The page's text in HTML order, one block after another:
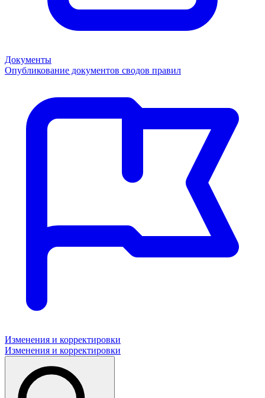
Документы
Опубликование документов сводов правил
Изменения и корректировки
Изменения и корректировки